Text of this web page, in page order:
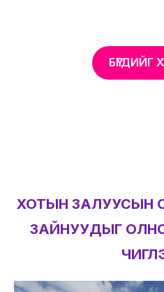
БҮГДИЙГ
ХОТЫН ЗАЛУУСЫН
ЗАЙНУУДЫГ